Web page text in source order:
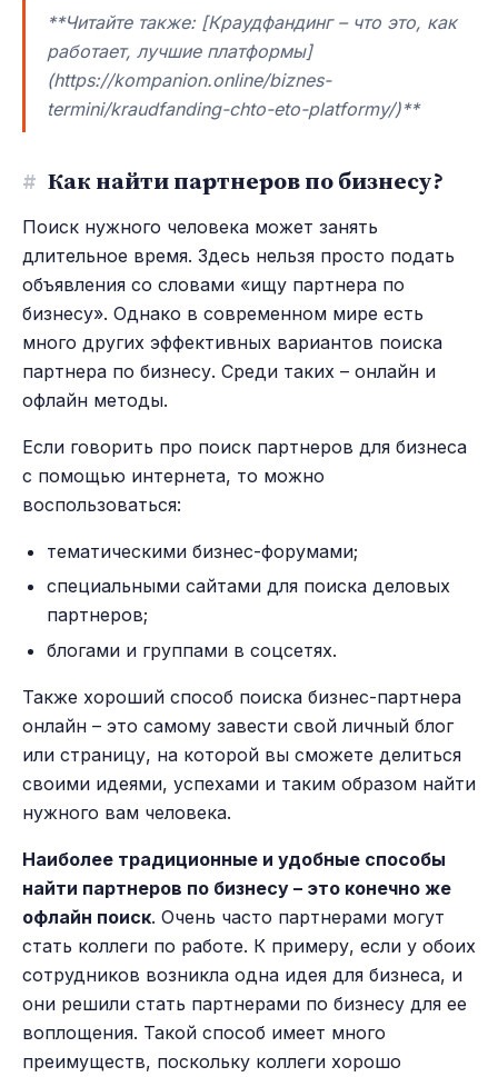
**Читайте также: [Краудфандинг – что это, как
работает, лучшие платформы]
(https://kompanion.online/biznes-
termini/kraudfanding-chto-eto-platformy/)**
# Как найти партнеров по бизнесу?
Поиск нужного человека может занять
длительное время. Здесь нельзя просто подать
объявления со словами «ищу партнера по
бизнесу». Однако в современном мире есть
много других эффективных вариантов поиска
партнера по бизнесу. Среди таких – онлайн и
офлайн методы.
Если говорить про поиск партнеров для бизнеса
с помощью интернета, то можно
воспользоваться:
тематическими бизнес-форумами;
специальными сайтами для поиска деловых
партнеров;
блогами и группами в соцсетях.
Также хороший способ поиска бизнес-партнера
онлайн – это самому завести свой личный блог
или страницу, на которой вы сможете делиться
своими идеями, успехами и таким образом найти
нужного вам человека.
Наиболее традиционные и удобные способы
найти партнеров по бизнесу – это конечно же
офлайн поиск. Очень часто партнерами могут
стать коллеги по работе. К примеру, если у обоих
сотрудников возникла одна идея для бизнеса, и
они решили стать партнерами по бизнесу для ее
воплощения. Такой способ имеет много
преимуществ, поскольку коллеги хорошо